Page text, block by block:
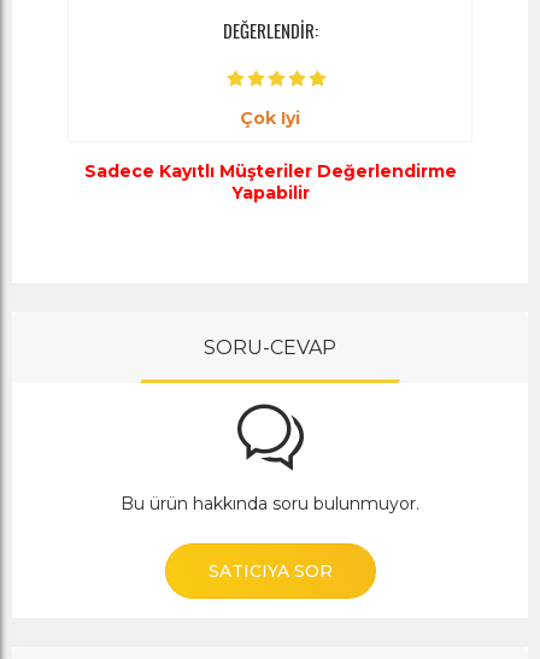
DEĞERLENDİR:
Çok Iyi
Sadece Kayıtlı Müşteriler Değerlendirme
Yapabilir
SORU-CEVAP
Bu ürün hakkında soru bulunmuyor.
SATICIYA SOR